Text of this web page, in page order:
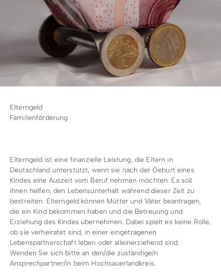
Stadtwerke
Wirtschaftsförderung
Stadtmarketing
Forstbetrieb
Bauhof
Elterngeld
Familienförderung
Elterngeld ist eine finanzielle Leistung, die Eltern in
Deutschland unterstützt, wenn sie nach der Geburt eines
Kindes eine Auszeit vom Beruf nehmen möchten. Es soll
ihnen helfen, den Lebensunterhalt während dieser Zeit zu
bestreiten. Elterngeld können Mütter und Väter beantragen,
die ein Kind bekommen haben und die Betreuung und
Erziehung des Kindes übernehmen. Dabei spielt es keine Rolle,
ob sie verheiratet sind, in einer eingetragenen
Lebenspartnerschaft leben oder alleinerziehend sind.
Wenden Sie sich bitte an den/die zuständige/n
Ansprechpartner/in beim Hochsauerlandkreis.